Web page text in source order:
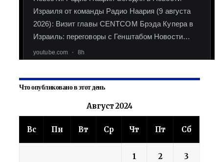
Что опубликовано в этот день
Август 2024
Вс Пн Вт Ср Чт Пт Сб
1 2 3